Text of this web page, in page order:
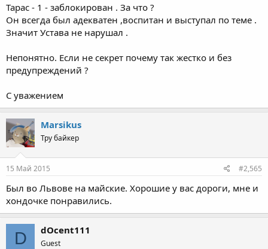
Тарас - 1 - заблокирован . За что ?
Он всегда был адекватен ,воспитан и выступал по теме .
Значит Устава не нарушал .
Непонятно. Если не секрет почему так жестко и без
предупреждений ?
С уважением
Marsikus
Тру байкер
15 Май 2015 #2,565
Был во Львове на майские. Хорошие у вас дороги, мне и
хондочке понравились.
D dOcent111
Guest